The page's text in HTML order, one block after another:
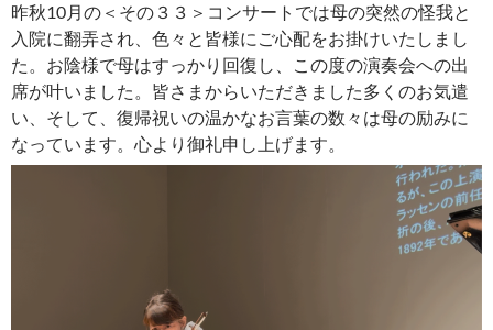
昨秋10月の＜その３３＞コンサートでは母の突然の怪我と
入院に翻弄され、色々と皆様にご心配をお掛けいたしまし
た。お陰様で母はすっかり回復し、この度の演奏会への出
席が叶いました。皆さまからいただきました多くのお気遣
い、そして、復帰祝いの温かなお言葉の数々は母の励みに
なっています。心より御礼申し上げます。